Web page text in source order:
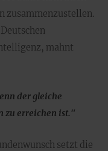
zusammenzustellen.
mahnt
der gleiche
zu erreichen ist."
setzt die